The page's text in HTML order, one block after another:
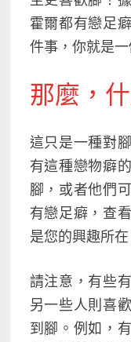
霍爾都有戀足
件事，你就是
那麼，
這只是一種對
有這種戀物癖
腳，或者他們
有戀足癖，查
是您的興趣所在
請注意，有些
另一些人則喜
到腳。例如，